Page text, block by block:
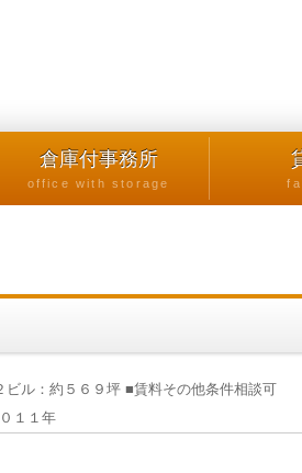
倉庫付事務所
office with storage
：約５６９坪 ■賃料その他条件相談可
１１年